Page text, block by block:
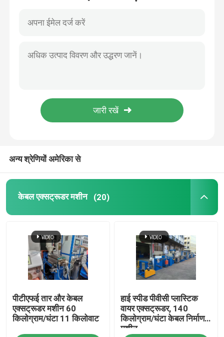
हमारे बारे में
कारखाने का दौरा
हमसे संपर्क करें
एक उद्धरण का अनुरोध करें
केबल एक्सट्रूज़न लाइन
तांबे की बंकिंग मशीन
केबल घुमा मशीन
अन्य श्रेणियों अमेरिका से
केबल एक्सट्रूडर मशीन (20)
पीटीएफई तार और केबल
एक्सट्रूडर मशीन 60
किलोग्राम/घंटा 11 किलोवाट
हाई स्पीड पीवीसी प्लास्टिक
वायर एक्सट्रूडर, 140
किलोग्राम/घंटा केबल निर्माण
मशीन